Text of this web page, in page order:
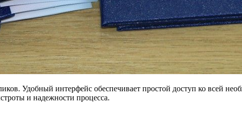
Удобный интерфейс обеспечивает простой доступ ко всей
и надежности процесса.